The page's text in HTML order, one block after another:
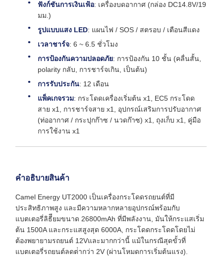
ฟังก์ชันการเงินเฟ้อ: เครื่องบดอากาศ (กล่อง DC14.8V/19
มม.)
รูปแบบแสง LED: แผนไฟ / SOS / สตรอบ / เตือนสีแดง
เวลาชาร์จ: 6 ~ 6.5 ชั่วโมง
การป้องกันความปลอดภัย: การป้องกัน 10 ชั้น (คลื่นสั้น,
polarity กลับ, การชาร์จเกิน, เป็นต้น)
การรับประกัน: 12 เดือน
แพ็คเกจรวม: กระโดดเครื่องเริ่มต้น x1, EC5 กระโดด
สาย x1, การชาร์จสาย x1, อุปกรณ์เสริมการปรับอากาศ
(ท่ออากาศ / กระปุกก๊าซ / นวดก๊าซ) x1, ถุงเก็บ x1, คู่มือ
การใช้งาน x1
คําอธิบายสินค้า
Camel Energy UT2000 เป็นเครื่องกระโดดรถยนต์ที่มี
ประสิทธิภาพสูง และมีความหลากหลายอุปกรณ์พร้อมกับ
แบตเตอรี่ลิธีียมขนาด 26800mAh ที่มีพลังงาน, มันให้กระแสเริ่ม
ต้น 1500A และกระแสสูงสุด 6000A, กระโดดกระโดดโดยไม่
ต้องพยายามรถยนต์ 12Vและมากกว่านี้ แม้ในกรณีสุดขั้วที่
แบตเตอรี่รถยนต์ลดต่ํากว่า 2V (ผ่านโหมดการเริ่มต้นแรง).